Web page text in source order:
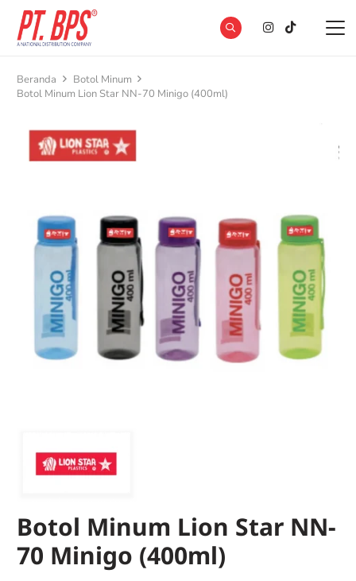
Beranda
Botol Minum
Botol Minum Lion Star NN-70 Minigo (400ml)
Botol Minum Lion Star NN-
70 Minigo (400ml)